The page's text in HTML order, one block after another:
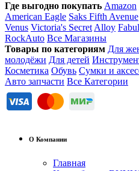
Где выгодно покупать Amazon
American Eagle Saks Fifth Avenue
Venus Victoria's Secret Alloy
RockAuto Все Магазины
Товары по категориям Для
молодёжи Для детей
Косметика Обувь Сумки и
Авто запчасти Все Категории
О Компании
Главная